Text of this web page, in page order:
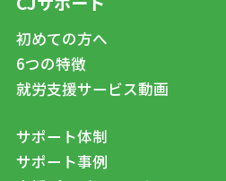
初めての方へ
6つの特徴
就労支援サービス動画
サポート体制
サポート事例